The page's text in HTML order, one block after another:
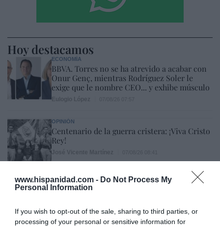
www.hispanidad.com - Do Not Process My
Personal Information
If you wish to opt-out of the sale, sharing to third parties, or
processing of your personal or sensitive information for
Hoy destacamos
ECONOMÍA
BBVA. Torres no se ha atrevido a acabar con
Onur Genç, mientras Rodríguez Soler le
exige que le nombre CEO... y exhibe músculo
OPINIÓN
Centenario de la guerra cristera: ¡Viva Cristo
Rey!
No toda crítica a un obispo supone una falta
de respeto